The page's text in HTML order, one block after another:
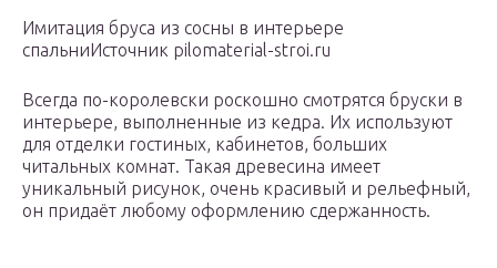
Имитация бруса из сосны в интерьере
спальниИсточник pilomaterial-stroi.ru
Всегда по-королевски роскошно смотрятся бруски в
интерьере, выполненные из кедра. Их используют
для отделки гостиных, кабинетов, больших
читальных комнат. Такая древесина имеет
уникальный рисунок, очень красивый и рельефный,
он придаёт любому оформлению сдержанность.